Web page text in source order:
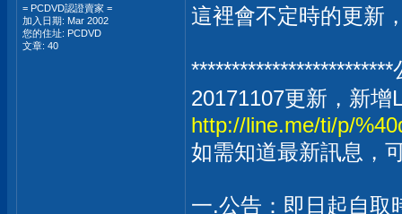
= PCDVD認證賣家 =
加入日期: Mar 2002
您的住址: PCDVD
文章: 40
這裡會不定時的更新
20171107更新，新增
http://line.me/ti/p/
如需知道最新訊息，
一.公告：即日起自取